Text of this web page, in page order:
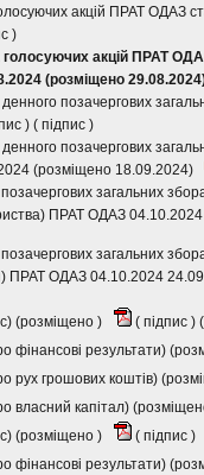
акцій ПРАТ
)
голосуючих акцій ПРАТ
(розміщено
позачергових
) ( підпис )
позачергових
(розміщено 18.09.2024)
загальних
ПРАТ ОДАЗ
загальних
ПРАТ ОДАЗ 04.10.2024
(розміщено )
( підпис ) (
фінансові результати)
рух грошових коштів)
власний капітал)
(розміщено )
( підпис )
фінансові результати)